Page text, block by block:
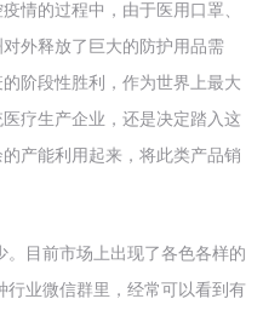
情的过程中，由于医用口罩、
外释放了巨大的防护用品需
阶段性胜利，作为世界上最大
疗生产企业，还是决定踏入这
产能利用起来，将此类产品销
。目前市场上出现了各色各样的
行业微信群里，经常可以看到有